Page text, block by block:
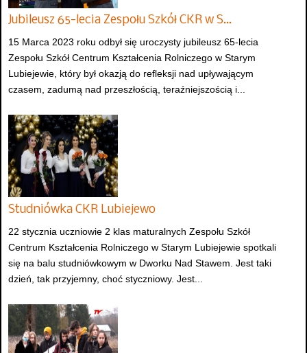
Jubileusz 65-lecia Zespołu Szkół CKR w S…
15 Marca 2023 roku odbył się uroczysty jubileusz 65-lecia
Zespołu Szkół Centrum Kształcenia Rolniczego w Starym
Lubiejewie, który był okazją do refleksji nad upływającym
czasem, zadumą nad przeszłością, teraźniejszością i...
Studniówka CKR Lubiejewo
22 stycznia uczniowie 2 klas maturalnych Zespołu Szkół
Centrum Kształcenia Rolniczego w Starym Lubiejewie spotkali
się na balu studniówkowym w Dworku Nad Stawem. Jest taki
dzień, tak przyjemny, choć styczniowy. Jest...